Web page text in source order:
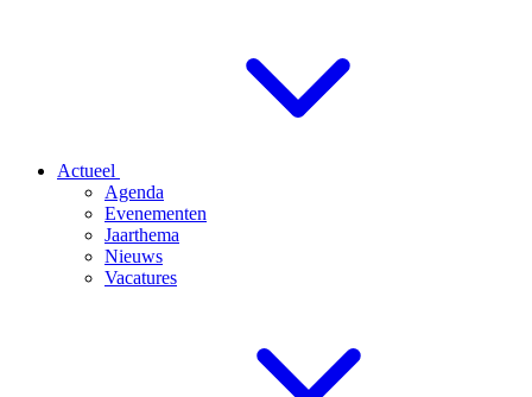
Actueel
Agenda
Evenementen
Jaarthema
Nieuws
Vacatures